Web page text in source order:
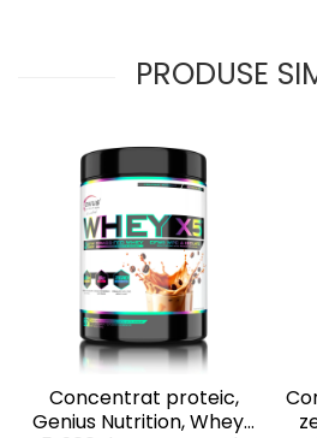
PRODUSE
Concentrat proteic,
Genius Nutrition, Whey-